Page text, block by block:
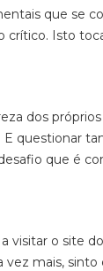
que se
crítico. Isto
dos
E questionar
que é
visitar o site
vez mais,